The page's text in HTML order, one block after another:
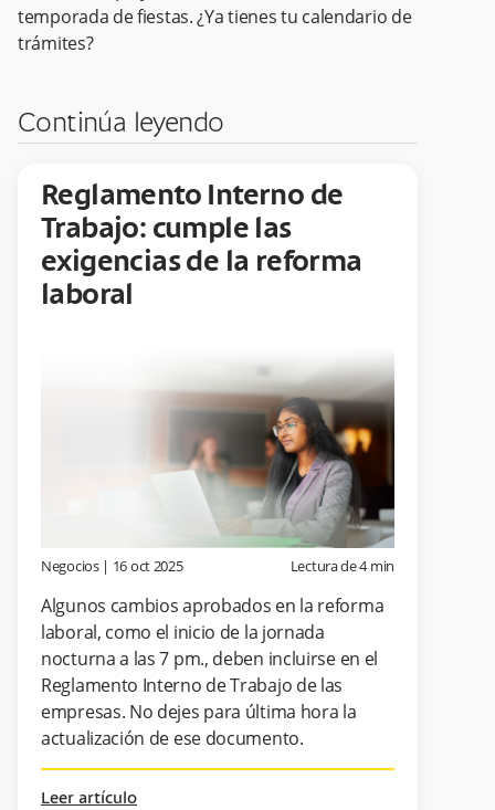
temporada de fiestas. ¿Ya tienes tu calendario de
trámites?
Continúa leyendo
Reglamento Interno de
Trabajo: cumple las
exigencias de la reforma
laboral
Negocios| 16 oct 2025 Lectura de4min
Algunos cambios aprobados en la reforma
laboral, como el inicio de la jornada
nocturna a las 7 pm., deben incluirse en el
Reglamento Interno de Trabajo de las
empresas. No dejes para última hora la
actualización de ese documento.
Leer artículo